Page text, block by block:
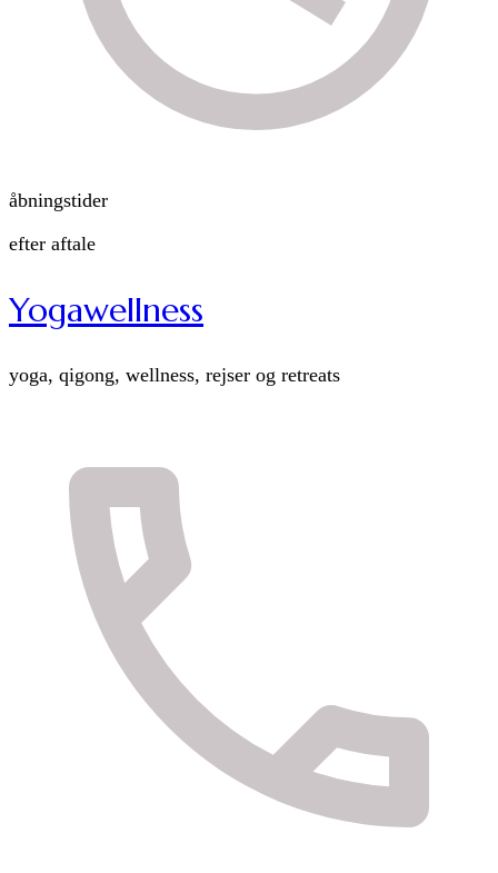
åbningstider
efter aftale
Yogawellness
yoga, qigong, wellness, rejser og retreats